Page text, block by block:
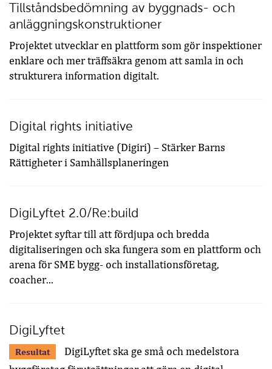
Tillståndsbedömning av byggnads- och
anläggningskonstruktioner
Projektet utvecklar en plattform som gör inspektioner
enklare och mer träffsäkra genom att samla in och
strukturera information digitalt.
Digital rights initiative
Digital rights initiative (Digiri) – Stärker Barns
Rättigheter i Samhällsplaneringen
DigiLyftet 2.0/Re:build
Projektet syftar till att fördjupa och bredda
digitaliseringen och ska fungera som en plattform och
arena för SME bygg- och installationsföretag,
coacher...
DigiLyftet
Resultat
DigiLyftet ska ge små och medelstora